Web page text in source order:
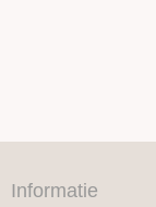
Informatie